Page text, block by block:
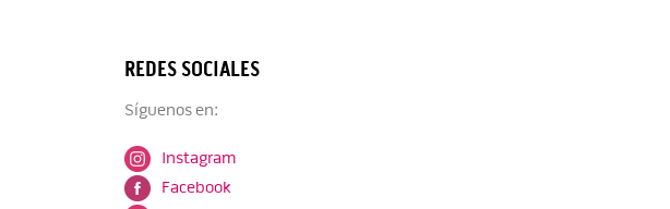
REDES SOCIALES
Síguenos en:
Instagram
Facebook